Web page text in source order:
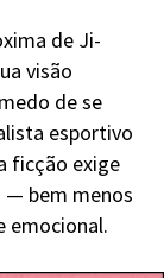
de Ji-
visão
de se
esportivo
ficção exige
— bem menos
emocional.